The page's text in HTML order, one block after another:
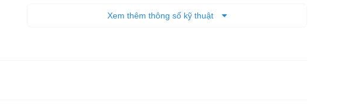
Xem thêm thông số kỹ thuật